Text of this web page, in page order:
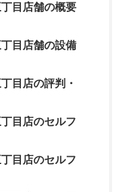
目店舗の概要
目店舗の設備
目店の評判・
目店のセルフ
目店のセルフ